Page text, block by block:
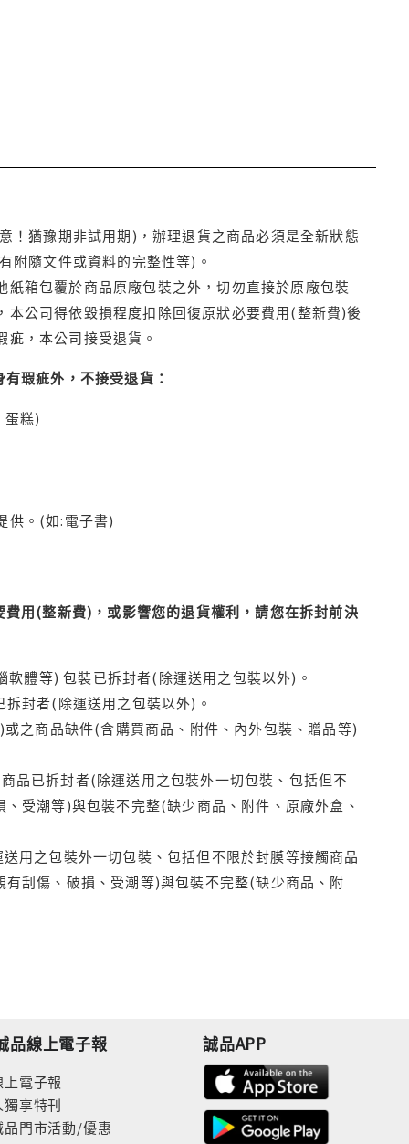
！猶豫期非試用期)，辦理退貨之商品必須是全新狀態
附隨文件或資料的完整性等)。
箱包覆於商品原廠包裝之外，切勿直接於原廠包裝
公司得依毀損程度扣除回復原狀必要費用(整新費)後
，本公司接受退貨。
瑕疵外，不接受退貨：
蛋糕)
供。(如:電子書)
用(整新費)，或影響您的退貨權利，請您在拆封前決
體等) 包裝已拆封者(除運送用之包裝以外)。
封者(除運送用之包裝以外)。
之商品缺件(含購買商品、附件、內外包裝、贈品等)
品已拆封者(除運送用之包裝外一切包裝、包括但不
受潮等)與包裝不完整(缺少商品、附件、原廠外盒、
用之包裝外一切包裝、包括但不限於封膜等接觸商品
刮傷、破損、受潮等)與包裝不完整(缺少商品、附
品線上電子報
電子報
享特刊
品門市活動/優惠
誠品APP